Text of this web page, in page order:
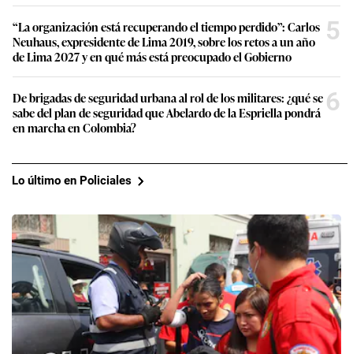
“La organización está recuperando el tiempo perdido”: Carlos
Neuhaus, expresidente de Lima 2019, sobre los retos a un año
de Lima 2027 y en qué más está preocupado el Gobierno
5
De brigadas de seguridad urbana al rol de los militares: ¿qué se
sabe del plan de seguridad que Abelardo de la Espriella pondrá
en marcha en Colombia?
6
Lo último en Policiales